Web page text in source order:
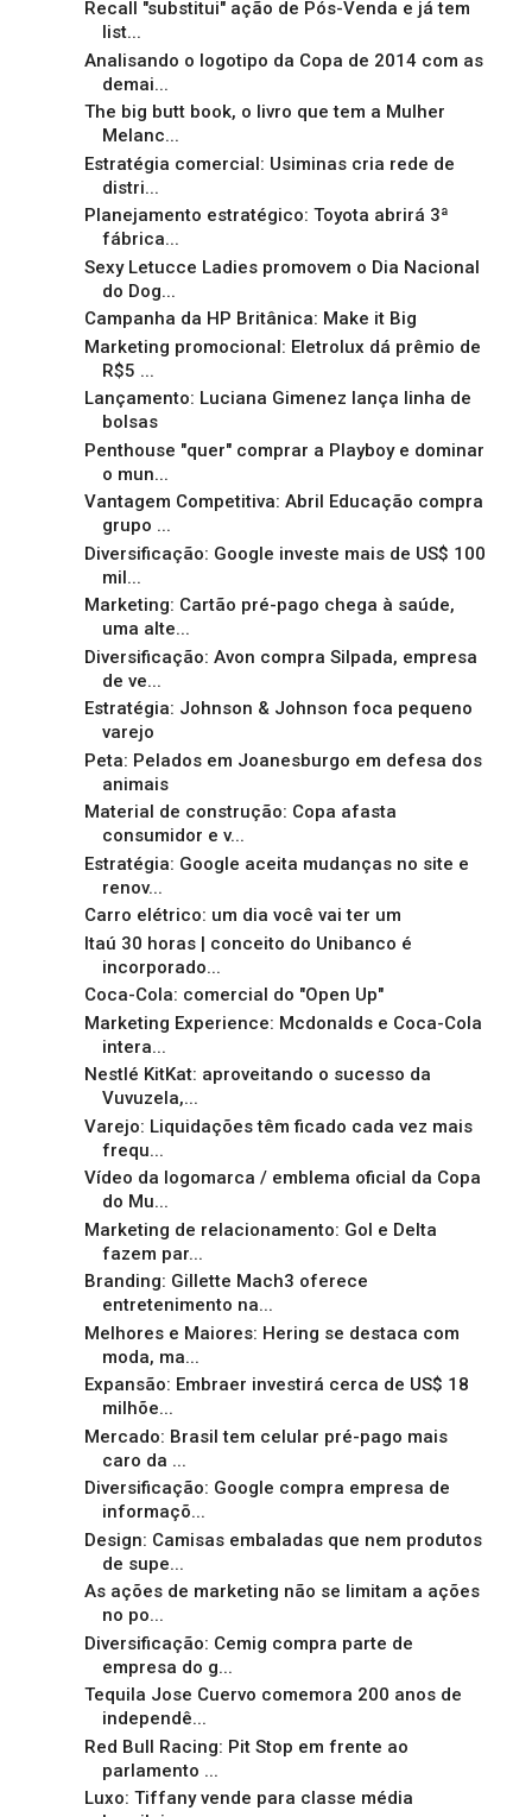
Recall "substitui" ação de Pós-Venda e já tem
list...
Analisando o logotipo da Copa de 2014 com as
demai...
The big butt book, o livro que tem a Mulher
Melanc...
Estratégia comercial: Usiminas cria rede de
distri...
Planejamento estratégico: Toyota abrirá 3ª
fábrica...
Sexy Letucce Ladies promovem o Dia Nacional
do Dog...
Campanha da HP Britânica: Make it Big
Marketing promocional: Eletrolux dá prêmio de
R$5 ...
Lançamento: Luciana Gimenez lança linha de
bolsas
Penthouse "quer" comprar a Playboy e dominar
o mun...
Vantagem Competitiva: Abril Educação compra
grupo ...
Diversificação: Google investe mais de US$ 100
mil...
Marketing: Cartão pré-pago chega à saúde,
uma alte...
Diversificação: Avon compra Silpada, empresa
de ve...
Estratégia: Johnson & Johnson foca pequeno
varejo
Peta: Pelados em Joanesburgo em defesa dos
animais
Material de construção: Copa afasta
consumidor e v...
Estratégia: Google aceita mudanças no site e
renov...
Carro elétrico: um dia você vai ter um
Itaú 30 horas | conceito do Unibanco é
incorporado...
Coca-Cola: comercial do "Open Up"
Marketing Experience: Mcdonalds e Coca-Cola
intera...
Nestlé KitKat: aproveitando o sucesso da
Vuvuzela,...
Varejo: Liquidações têm ficado cada vez mais
frequ...
Vídeo da logomarca / emblema oficial da Copa
do Mu...
Marketing de relacionamento: Gol e Delta
fazem par...
Branding: Gillette Mach3 oferece
entretenimento na...
Melhores e Maiores: Hering se destaca com
moda, ma...
Expansão: Embraer investirá cerca de US$ 18
milhõe...
Mercado: Brasil tem celular pré-pago mais
caro da ...
Diversificação: Google compra empresa de
informaçõ...
Design: Camisas embaladas que nem produtos
de supe...
As ações de marketing não se limitam a ações
no po...
Diversificação: Cemig compra parte de
empresa do g...
Tequila Jose Cuervo comemora 200 anos de
independê...
Red Bull Racing: Pit Stop em frente ao
parlamento ...
Luxo: Tiffany vende para classe média